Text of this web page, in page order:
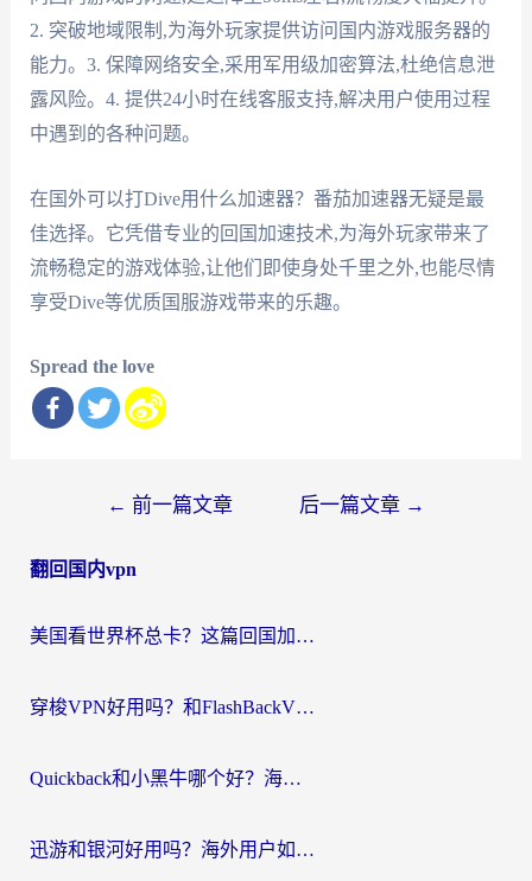
2. 突破地域限制,为海外玩家提供访问国内游戏服务器的
能力。3. 保障网络安全,采用军用级加密算法,杜绝信息泄
露风险。4. 提供24小时在线客服支持,解决用户使用过程
中遇到的各种问题。
在国外可以打Dive用什么加速器？番茄加速器无疑是最
佳选择。它凭借专业的回国加速技术,为海外玩家带来了
流畅稳定的游戏体验,让他们即使身处千里之外,也能尽情
享受Dive等优质国服游戏带来的乐趣。
Spread the love
导
← 前一篇文章 后一篇文章 →
翻回国内vpn
美国看世界杯总卡？这篇回国加速器指南帮你无缝刷国内资源（附苹果手机VPN设置步骤）
穿梭VPN好用吗？和FlashBackVPN对比哪个回国效果更好？
Quickback和小黑牛哪个好？海外党亲测指南，选对回国加速器秒回国内
迅游和银河好用吗？海外用户如何选择回国加速器实现无缝访问国内资源